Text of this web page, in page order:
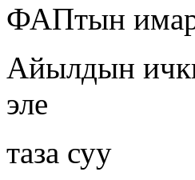
ФАПтын
Айылдын
эле
таза суу